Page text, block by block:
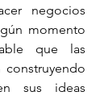
negocios
momento
que las
sus ideas